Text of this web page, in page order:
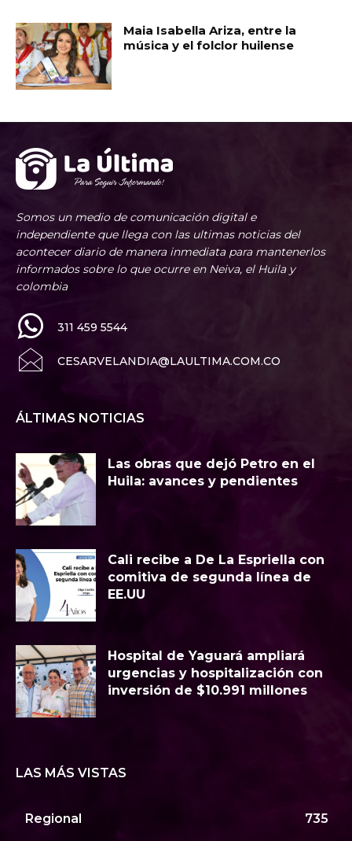
Maia Isabella Ariza, entre la
música y el folclor huilense
Somos un medio de comunicación digital e
independiente que llega con las ultimas noticias del
acontecer diario de manera inmediata para mantenerlos
informados sobre lo que ocurre en Neiva, el Huila y
colombia
311 459 5544
CESARVELANDIA@LAULTIMA.COM.CO
ÁLTIMAS NOTICIAS
Las obras que dejó Petro en el
Huila: avances y pendientes
Cali recibe a De La Espriella con
comitiva de segunda línea de
EE.UU
Hospital de Yaguará ampliará
urgencias y hospitalización con
inversión de $10.991 millones
LAS MÁS VISTAS
Regional 735